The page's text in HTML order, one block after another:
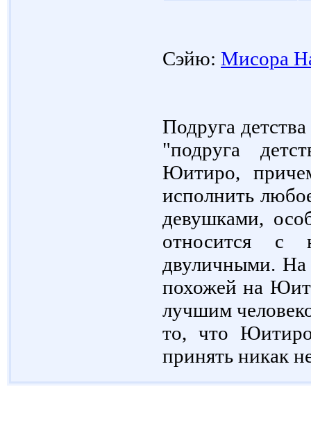
Сэйю: Мисора
Подруга
"подруга
Юитиро,
исполнить
девушками,
относится с
двуличными. На
похожей на
лучшим
то, что
принять никак